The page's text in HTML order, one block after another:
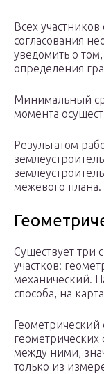
Всех
согласования
уведомить о
определения
Минимальный
момента
Результатом
межевого плана.
Существует три
участков:
механический.
способа, на
между ними,
только из